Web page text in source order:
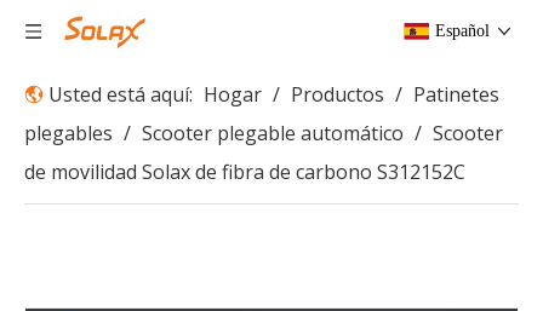
Español
Usted está aquí: Hogar / Productos / Patinetes
plegables / Scooter plegable automático / Scooter
de movilidad Solax de fibra de carbono S312152C